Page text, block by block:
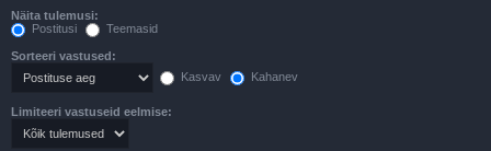
Näita tulemusi:
Postitusi
Teemasid
Sorteeri vastused:
Kasvav
Kahanev
Limiteeri vastuseid eelmise: